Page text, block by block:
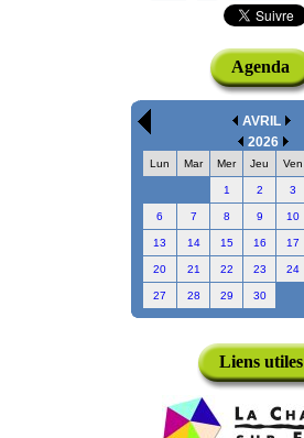
Agenda
AVRIL
2026
Lun Mar Mer Jeu Ven
1 2 3
6 7 8 9 10
13 14 15 16 17
20 21 22 23 24
27 28 29 30
Liens utiles